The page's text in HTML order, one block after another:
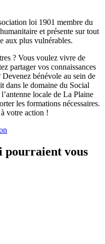
loi 1901 membre du
et présente sur tout
aux plus vulnérables.
? Vous voulez vivre de
partager vos connaissances
bénévole au sein de
dans le domaine du Social
locale de La Plaine
les formations nécessaires.
votre action !
pourraient vous